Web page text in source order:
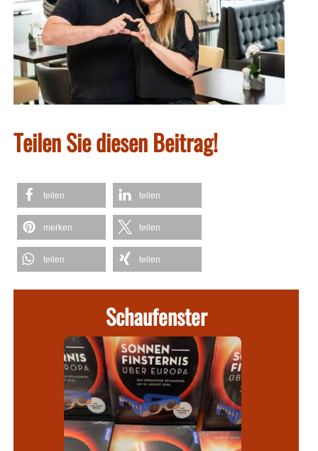
Teilen Sie diesen Beitrag!
teilen teilen
merken teilen
teilen teilen
Schaufenster